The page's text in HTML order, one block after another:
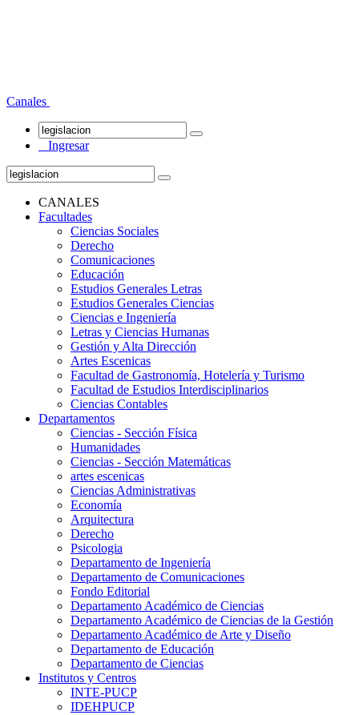
Canales
Ingresar
CANALES
Facultades
Ciencias Sociales
Derecho
Comunicaciones
Educación
Estudios Generales Letras
Estudios Generales Ciencias
Ciencias e Ingeniería
Letras y Ciencias Humanas
Gestión y Alta Dirección
Artes Escenicas
Facultad de Gastronomía, Hotelería y Turismo
Facultad de Estudios Interdisciplinarios
Ciencias Contables
Departamentos
Ciencias - Sección Física
Humanidades
Ciencias - Sección Matemáticas
artes escenicas
Ciencias Administrativas
Economía
Arquitectura
Derecho
Psicologia
Departamento de Ingeniería
Departamento de Comunicaciones
Fondo Editorial
Departamento Académico de Ciencias
Departamento Académico de Ciencias de la Gestión
Departamento Académico de Arte y Diseño
Departamento de Educación
Departamento de Ciencias
Institutos y Centros
INTE-PUCP
IDEHPUCP